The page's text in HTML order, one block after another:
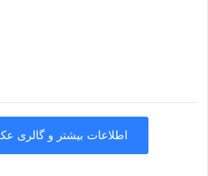
اطلاعات بیشتر و گالری